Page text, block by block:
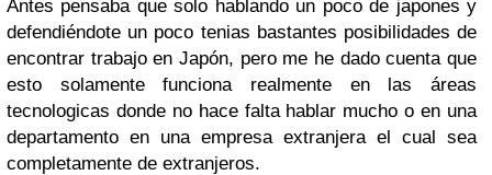
Antes pensaba que solo hablando un poco de japones y
defendiéndote un poco tenias bastantes posibilidades de
encontrar trabajo en Japón, pero me he dado cuenta que
esto solamente funciona realmente en las áreas
tecnologicas donde no hace falta hablar mucho o en una
departamento en una empresa extranjera el cual sea
completamente de extranjeros.